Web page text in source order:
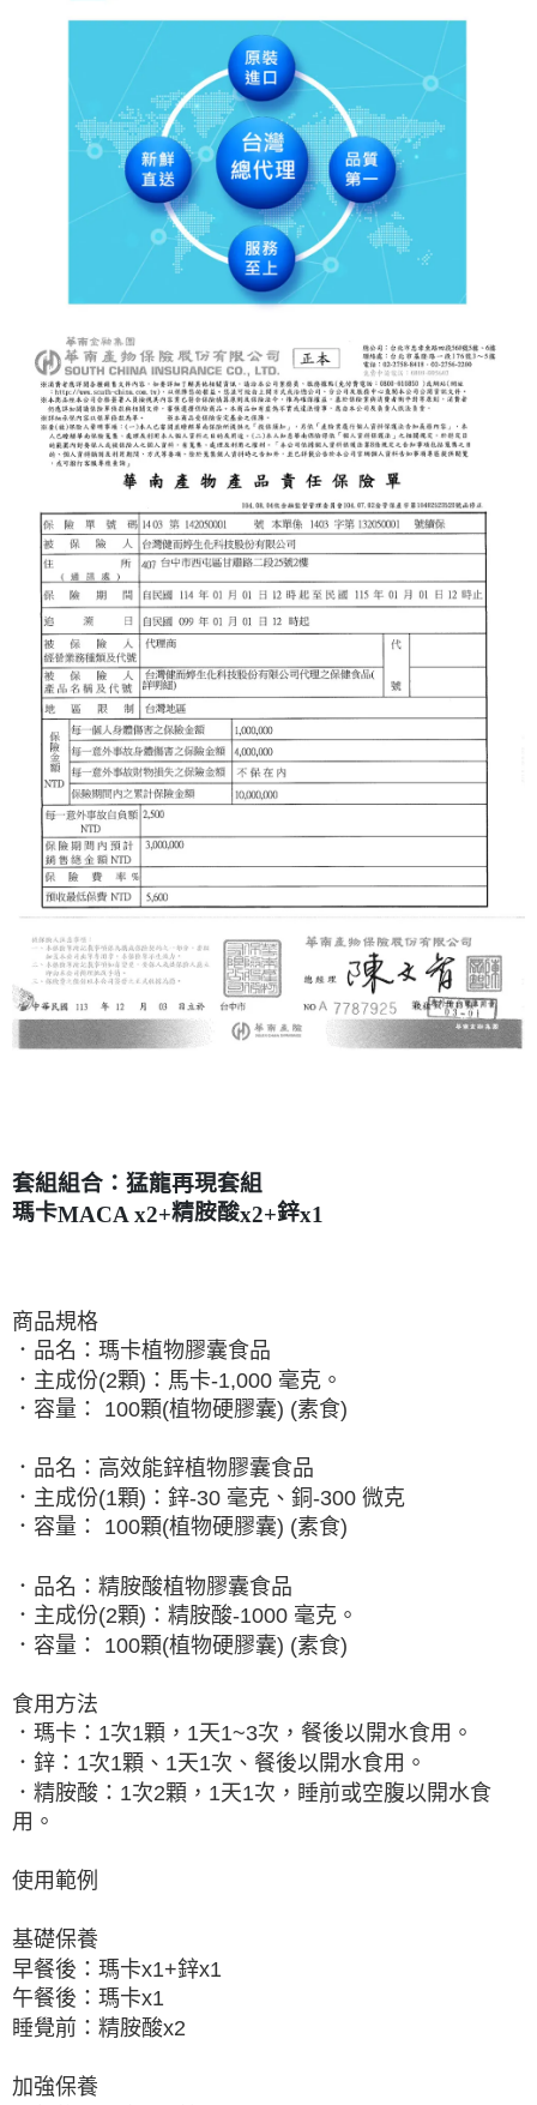
套組組合：猛龍再現套組
瑪卡MACA x2+精胺酸x2+鋅x1
商品規格
．品名：瑪卡植物膠囊食品
．主成份(2顆)：馬卡-1,000 毫克。
．容量： 100顆(植物硬膠囊) (素食)
．品名：高效能鋅植物膠囊食品
．主成份(1顆)：鋅-30 毫克、銅-300 微克
．容量： 100顆(植物硬膠囊) (素食)
．品名：精胺酸植物膠囊食品
．主成份(2顆)：精胺酸-1000 毫克。
．容量： 100顆(植物硬膠囊) (素食)
食用方法
．瑪卡：1次1顆，1天1~3次，餐後以開水食用。
．鋅：1次1顆、1天1次、餐後以開水食用。
．精胺酸：1次2顆，1天1次，睡前或空腹以開水食
用。
使用範例
基礎保養
早餐後：瑪卡x1+鋅x1
午餐後：瑪卡x1
睡覺前：精胺酸x2
加強保養